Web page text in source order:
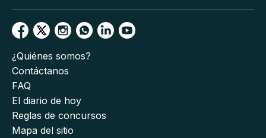
¿Quiénes somos?
Contáctanos
FAQ
El diario de hoy
Reglas de concursos
Mapa del sitio